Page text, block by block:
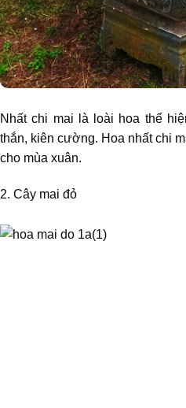
Nhất chi mai là loài hoa thể
thắn, kiên cường. Hoa nhất chi
cho mùa xuân.
2. Cây mai đỏ